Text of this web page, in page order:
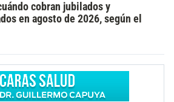
cobran jubilados y
en agosto de 2026, según el